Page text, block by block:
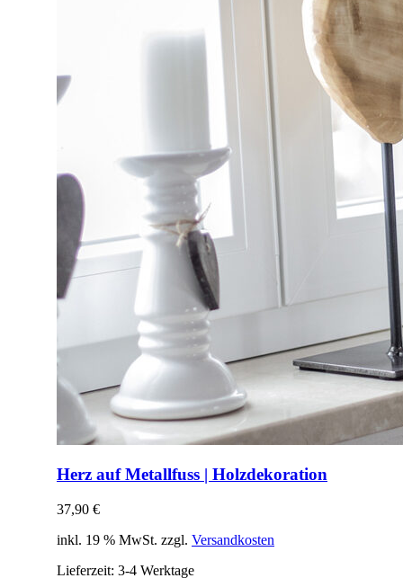
Herz auf Metallfuss | Holzdekoration
37,90 €
inkl. 19 % MwSt. zzgl. Versandkosten
Lieferzeit: 3-4 Werktage